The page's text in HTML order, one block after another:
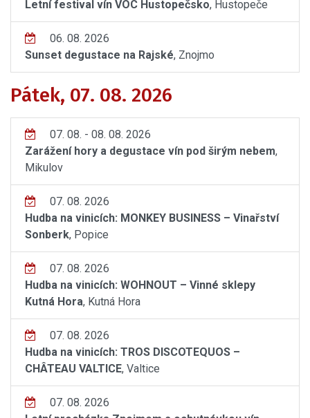
Letní festival vín VOC Hustopečsko, Hustopeče
06. 08. 2026
Sunset degustace na Rajské, Znojmo
Pátek, 07. 08. 2026
07. 08. - 08. 08. 2026
Zarážení hory a degustace vín pod širým nebem,
Mikulov
07. 08. 2026
Hudba na vinicích: MONKEY BUSINESS – Vinařství
Sonberk, Popice
07. 08. 2026
Hudba na vinicích: WOHNOUT – Vinné sklepy
Kutná Hora, Kutná Hora
07. 08. 2026
Hudba na vinicích: TROS DISCOTEQUOS –
CHÂTEAU VALTICE, Valtice
07. 08. 2026